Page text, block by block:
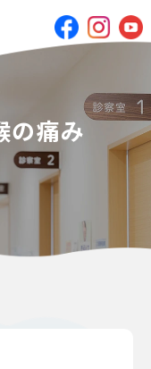
の痛み